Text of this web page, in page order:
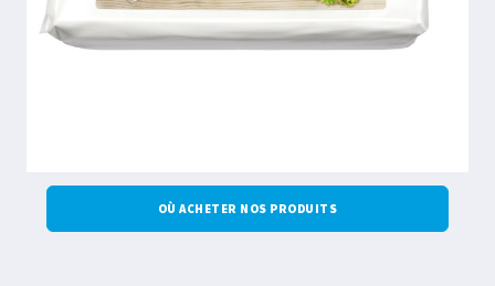
OÙ ACHETER NOS PRODUITS